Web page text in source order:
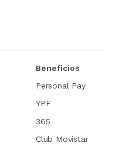
Beneficios
Personal Pay
YPF
365
Club Movistar